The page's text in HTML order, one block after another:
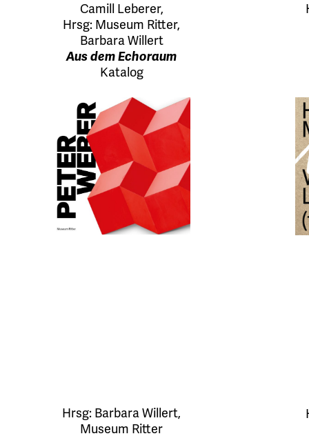
Camill Leberer,
Hrsg: Museum Ritter,
Barbara Willert
Aus dem Echoraum
Katalog
Hrsg: Barbara Willert,
Museum Ritter